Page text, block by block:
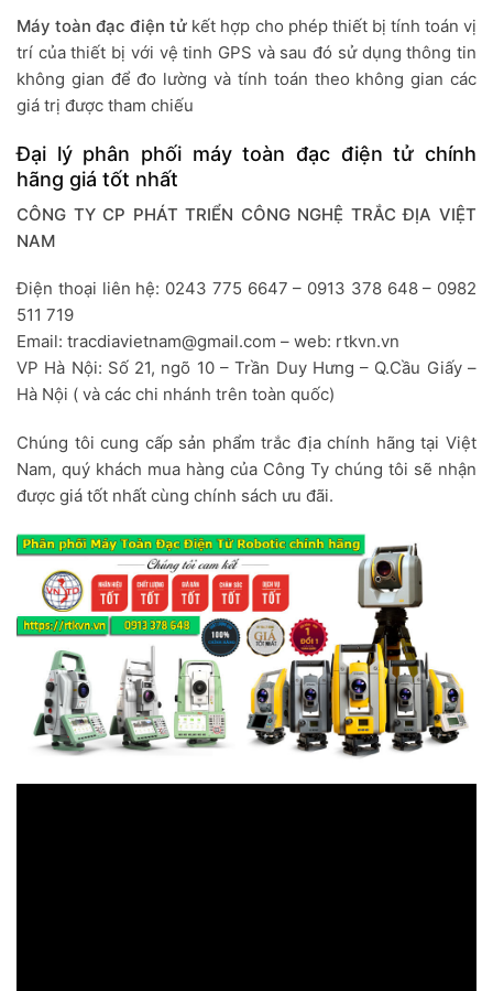
Máy toàn đạc điện tử kết hợp cho phép thiết bị tính toán vị
trí của thiết bị với vệ tinh GPS và sau đó sử dụng thông tin
không gian để đo lường và tính toán theo không gian các
giá trị được tham chiếu
Đại lý phân phối máy toàn đạc điện tử chính
hãng giá tốt nhất
CÔNG TY CP PHÁT TRIỂN CÔNG NGHỆ TRẮC ĐỊA VIỆT
NAM
Điện thoại liên hệ: 0243 775 6647 – 0913 378 648 – 0982
511 719
Email: tracdiavietnam@gmail.com – web: rtkvn.vn
VP Hà Nội: Số 21, ngõ 10 – Trần Duy Hưng – Q.Cầu Giấy –
Hà Nội ( và các chi nhánh trên toàn quốc)
Chúng tôi cung cấp sản phẩm trắc địa chính hãng tại Việt
Nam, quý khách mua hàng của Công Ty chúng tôi sẽ nhận
được giá tốt nhất cùng chính sách ưu đãi.